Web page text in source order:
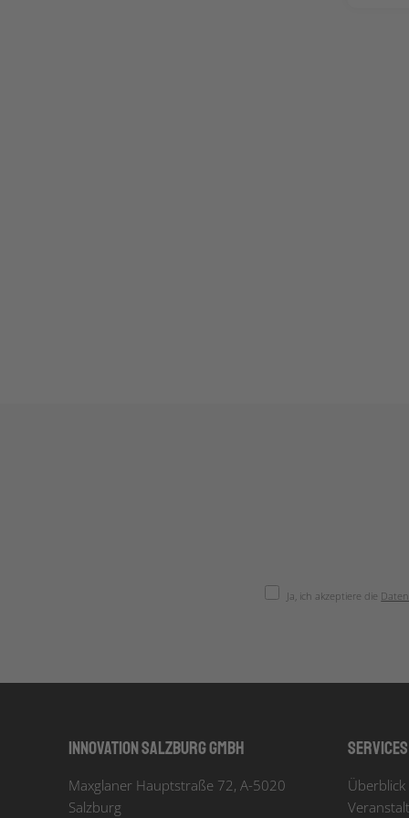
Ja, ich akzeptiere die
Innovation Salzburg GmbH
Maxglaner Hauptstraße 72, A-5020
Salzburg
Services
Überblick